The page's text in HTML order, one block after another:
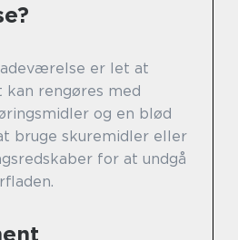
er let at
kan rengøres med
og en blød
bruge skuremidler eller
for at undgå